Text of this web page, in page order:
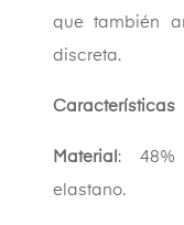
que también
discreta.
Características
Material : 48%
elastano.